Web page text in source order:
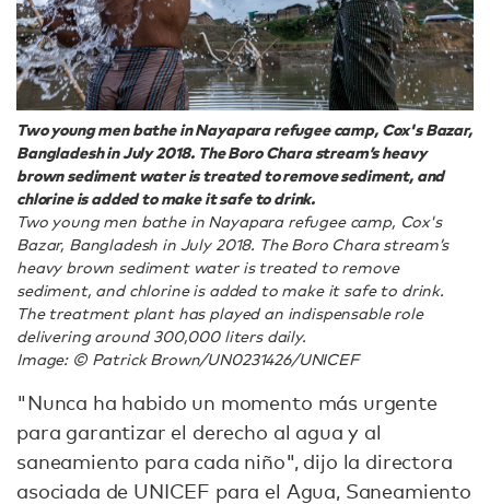
Two young men bathe in Nayapara refugee camp, Cox's Bazar,
Bangladesh in July 2018. The Boro Chara stream’s heavy
brown sediment water is treated to remove sediment, and
chlorine is added to make it safe to drink.
Two young men bathe in Nayapara refugee camp, Cox's
Bazar, Bangladesh in July 2018. The Boro Chara stream’s
heavy brown sediment water is treated to remove
sediment, and chlorine is added to make it safe to drink.
The treatment plant has played an indispensable role
delivering around 300,000 liters daily.
Image: © Patrick Brown/UN0231426/UNICEF
"Nunca ha habido un momento más urgente
para garantizar el derecho al agua y al
saneamiento para cada niño", dijo la directora
asociada de UNICEF para el Agua, Saneamiento